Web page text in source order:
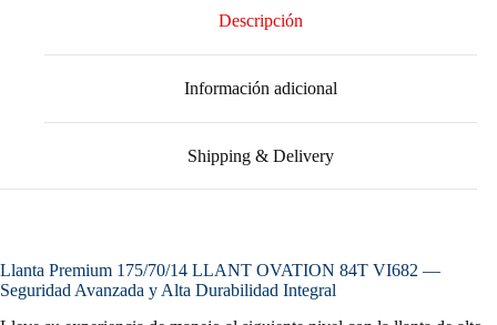
Descripción
Información adicional
Shipping & Delivery
Llanta Premium 175/70/14 LLANT OVATION 84T VI682 —
Seguridad Avanzada y Alta Durabilidad Integral